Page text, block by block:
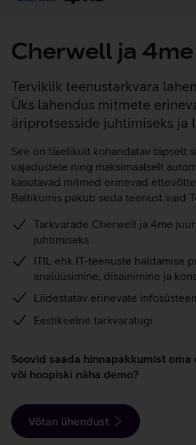
Cherwell ja 4me
Terviklik teenustarkvara
Üks lahendus mitmete
äriprotsesside juhtimiseks ja
See on täielikult kohandatav täpselt
vajadustele ning maksimaalselt
kasutavad mitmed erinevad
Baltikumis pakub seda teenust vaid
Tarkvarade Cherwell ja 4me
juhtimiseks
ITIL ehk IT-teenuste haldamise
analüüsimine, disainimine ja
Liidestatav erinevate
Eestikeelne tarkvaratugi
Soovid saada hinnapakkumist
või hoopiski näha demo?
Võtan ühendust